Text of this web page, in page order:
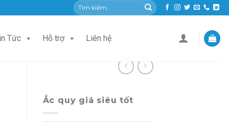
Tìm
kiếm:
Tức Hỗ trợ Liên hệ
Ắc quy giá siêu tốt